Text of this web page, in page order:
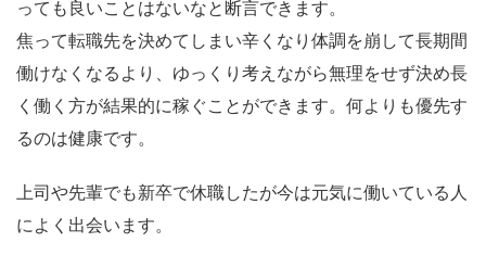
っても良いことはないなと断言できます。
焦って転職先を決めてしまい辛くなり体調を崩して長期間
働けなくなるより、ゆっくり考えながら無理をせず決め長
く働く方が結果的に稼ぐことができます。何よりも優先す
るのは健康です。
上司や先輩でも新卒で休職したが今は元気に働いている人
によく出会います。